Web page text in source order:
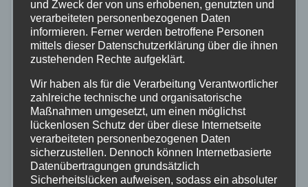
ALLGEMEIN FEUERWEHR POLIZEI RETTUNGSDIENST
Streifenwagen verunfallt
13. APR. 2023
Heute Mittag kam es gegen 12.15 Uhr im
Kreuzungsbereich Friedrich-Ebert-
und Zweck der von uns erhobenen, genutzten und
verarbeiteten personenbezogenen Daten
informieren. Ferner werden betroffene Personen
mittels dieser Datenschutzerklärung über die ihnen
zustehenden Rechte aufgeklärt.
Wir haben als für die Verarbeitung Verantwortlicher
zahlreiche technische und organisatorische
Maßnahmen umgesetzt, um einen möglichst
lückenlosen Schutz der über diese Internetseite
verarbeiteten personenbezogenen Daten
sicherzustellen. Dennoch können Internetbasierte
Datenübertragungen grundsätzlich
Sicherheitslücken aufweisen, sodass ein absoluter